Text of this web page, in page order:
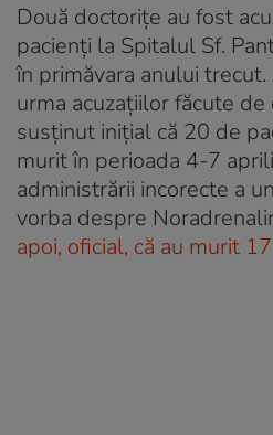
Două doctorițe au fost
pacienți la Spitalul Sf.
în primăvara anului
urma acuzațiilor făcute de
susținut inițial că 20 de
murit în perioada 4-7
administrării incorecte a
vorba despre
apoi, oficial, că au murit